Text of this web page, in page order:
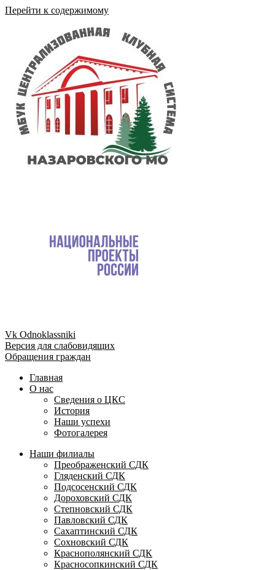
Перейти к содержимому
Vk Odnoklassniki
Версия для слабовидящих
Обращения граждан
Главная
О нас
Сведения о ЦКС
История
Наши успехи
Фотогалерея
Наши филиалы
Преображенский СДК
Гляденский СДК
Подсосенский СДК
Дороховский СДК
Степновский СДК
Павловский СДК
Сахаптинский СДК
Сохновский СДК
Краснополянский СДК
Красносопкинский СДК